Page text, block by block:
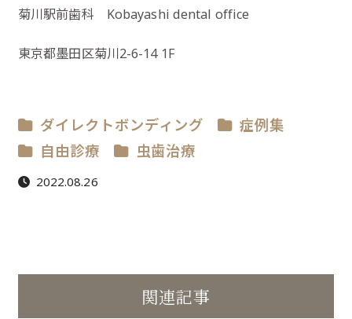
菊川駅前歯科 Kobayashi dental office
東京都墨田区菊川2-6-14 1F
ダイレクトボンディング
症例集
自由診療
虫歯治療
2022.08.26
関連記事